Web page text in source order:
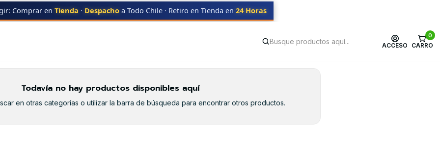
ACCESO
0
CARRO
Comprar en Tienda · Despacho a Todo Chile · Retiro en Tienda en 24 Horas
ALTA VELOCIDAD
PLA ALTA VELOCIDAD
Todavía no hay productos disponibles aquí
en otras categorías o utilizar la barra de búsqueda para encontrar otros productos.